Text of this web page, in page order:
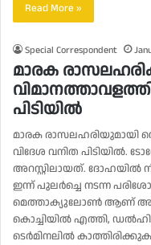
Read More »
Special Correspondent
മാരക
പിടിയില്‍
മാരക രാസലഹരിയുമായി
വിദേശ വനിത പിടിയില്‍.
അറസ്റ്റിലായത്. ദോഹയില്‍
ഇന്ന് പുലര്‍ച്ചെ നടന്ന
മെത്താക്യുലോണ്‍ ആണ്
കൊച്ചിയില്‍ എത്തി,
ടെര്‍മിനലില്‍